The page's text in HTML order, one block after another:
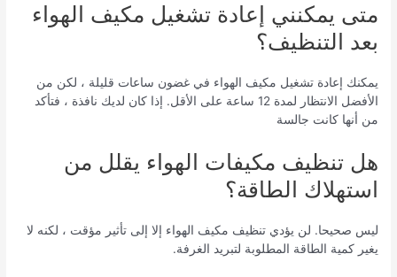
متى يمكنني إعادة تشغيل مكيف الهواء
بعد التنظيف؟
يمكنك إعادة تشغيل مكيف الهواء في غضون ساعات قليلة ، لكن من
الأفضل الانتظار لمدة 12 ساعة على الأقل. إذا كان لديك نافذة ، فتأكد
من أنها كانت جالسة
هل تنظيف مكيفات الهواء يقلل من
استهلاك الطاقة؟
ليس صحيحا. لن يؤدي تنظيف مكيف الهواء إلا إلى تأثير مؤقت ، لكنه لا
يغير كمية الطاقة المطلوبة لتبريد الغرفة.